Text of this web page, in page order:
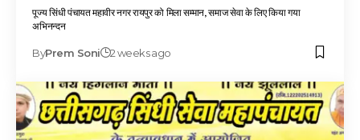
पूज्य सिंधी पंचायत महावीर नगर रायपुर को मिला सम्मान, समाज सेवा के लिए किया गया
अभिनन्दन
ByPrem Soni 2 weeks ago